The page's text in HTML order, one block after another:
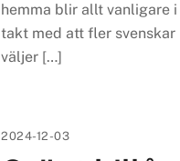
hemma blir allt vanligare i
takt med att fler svenskar
väljer […]
2024-12-03